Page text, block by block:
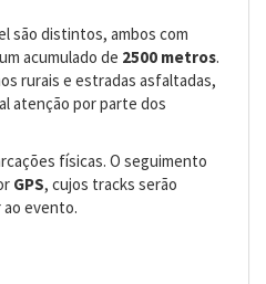
são distintos, ambos com
acumulado de 2500 metros.
rurais e estradas asfaltadas,
atenção por parte dos
físicas. O seguimento
GPS, cujos tracks serão
ao evento.